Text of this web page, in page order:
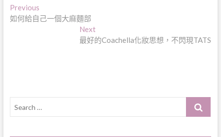
文
章
PreviousPrevious
post:
如何給自己一個大麻麵部
NextNext
post:
最好的Coachella化妝思想，不閃現TATS
Search